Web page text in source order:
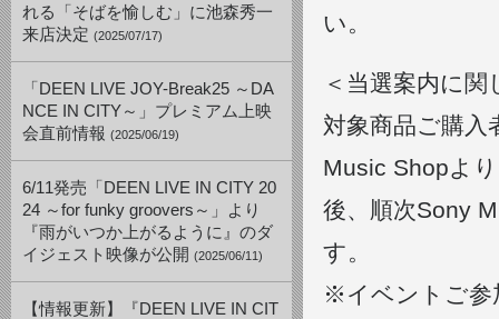
れる「そばを愉しむ」に池森秀一
来店決定 (2025/07/17)
「DEEN LIVE JOY-Break25 ～DA
NCE IN CITY～」プレミアム上映
会直前情報 (2025/06/19)
6/11発売「DEEN LIVE IN CITY 20
24 ～for funky groovers～」より
『雨がいつか上がるように』のダ
イジェスト映像が公開 (2025/06/11)
【情報更新】『DEEN LIVE IN CIT
い。
＜当選案内に関
対象商品ご購
Music Shopよ
後、順次Sony
す。
※イベントご参